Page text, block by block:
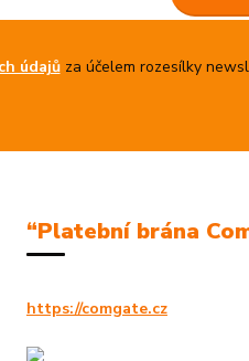
údajůza účelem rozesílky
“Platební brána
https://comgate.cz